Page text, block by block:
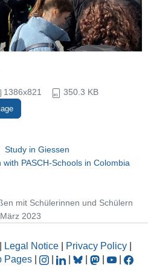
1386x821 350.3 KB
Study in Giessen
PASCH-Schools in Colombia
mit Schülerinnen und Schülern
2023
Legal Notice Privacy Policy
Pages